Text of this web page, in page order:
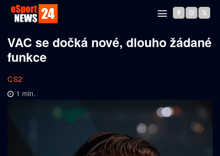
VAC se dočká nové, dlouho žádané
funkce
CS2
1 min.